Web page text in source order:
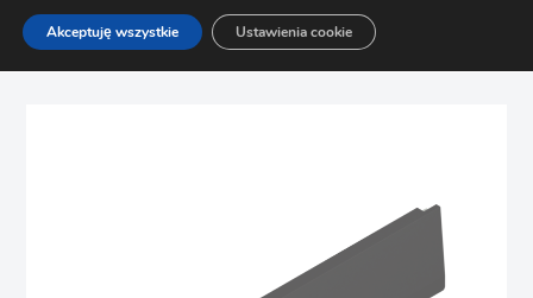
Strona główna Sklep
Bez kategorii
Blum zestaw MERIVOBOX szuflada E z relingiem, L – 450 mm,
Akceptuję wszystkie Ustawienia cookie